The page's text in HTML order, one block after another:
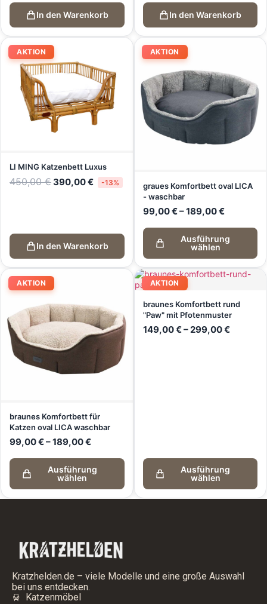
In den Warenkorb In den Warenkorb
AKTION
LI MING Katzenbett Luxus
450,00€ 390,00€ -13%
In den Warenkorb
AKTION
graues Komfortbett oval LICA
- waschbar
99,00€–189,00€
Ausführung
wählen
AKTION
braunes Komfortbett für
Katzen oval LICA waschbar
99,00€–189,00€
Ausführung
wählen
AKTION
braunes Komfortbett rund
"Paw" mit Pfotenmuster
149,00€– 299,00€
Ausführung
wählen
Kratzhelden.de – viele Modelle und eine große Auswahl
bei uns entdecken.
Katzenmöbel